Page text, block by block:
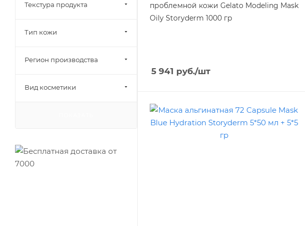
проблемной кожи Gelato Modeling Mask
Oily Storyderm 1000 гр
5 941 руб./шт
Текстура продукта
Тип кожи
Регион производства
Вид косметики